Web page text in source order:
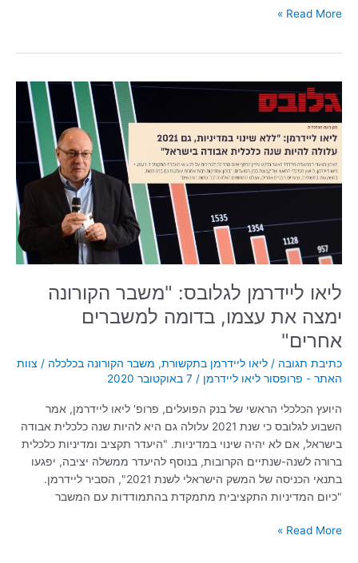
Read More »
ליאו ליידרמן לגלובס: "משבר הקורונה
ימצה את עצמו, בדומה למשברים
אחרים"
כתיבת תגובה / ליאו ליידרמן בתקשורת, משבר הקורונה בכלכלה / צוות
האתר - פרופסור ליאו ליידרמן / 7 באוקטובר 2020
היועץ הכלכלי הראשי של בנק הפועלים, פרופ' ליאו ליידרמן, אמר
השבוע לגלובס כי שנת 2021 עלולה גם היא להיות שנה כלכלית אבודה
בישראל, אם לא יהיה שינוי במדיניות. "היעדר תקציב ומדיניות כלכלית
ברורה לשנה-שנתיים הקרובות, בנוסף להיעדר ממשלה יציבה, יפגעו
בתנאי הכניסה של המשק הישראלי לשנת 2021", הסביר ליידרמן.
"כיום המדיניות התקציבית מתמקדת בהתמודדות עם המשבר
ליידרמן
לגלובס:
"משבר
הקורונה
ימצה
למשברים
אחרים"
Read More »